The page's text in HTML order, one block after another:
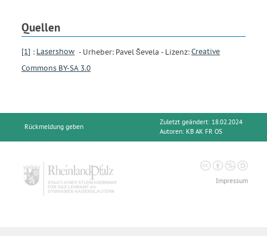
Quellen
[1] : Lasershow - Urheber: Pavel Ševela - Lizenz: Creative
Commons BY-SA 3.0
Rückmeldung geben
Zuletzt geändert: 18.02.2024
Autoren: KB AK FR OS
Impressum